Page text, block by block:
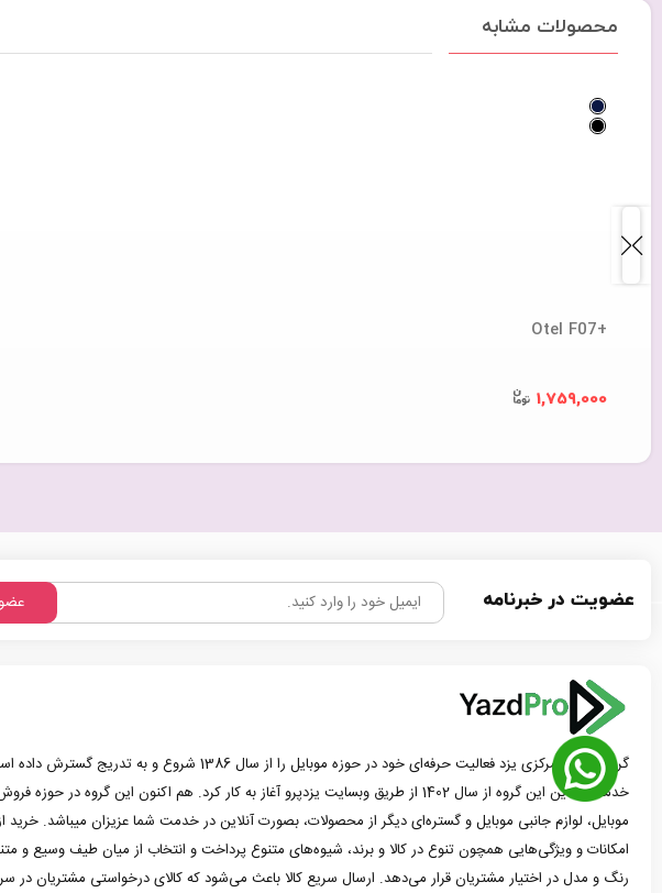
محصولات مشابه
+Otel F07
1,759,000
عضویت در خبرنامه
گروه موبایل مرکزی یزد فعالیت حرفه‌ای خود در حوزه موبایل را از سال 1386 شروع و به تدریج
خدمات آنلاین این گروه از سال 1402 از طریق وبسایت یزدپرو آغاز به کار کرد. هم اکنون این گروه در حوزه
موبایل، لوازم جانبی موبایل و گستره‌ای دیگر از محصولات، بصورت آنلاین در خدمت شما عزیزان میباشد. خرید
امکانات و ویژگی‌هایی همچون تنوع در کالا و برند، شیوه‌های متنوع پرداخت و انتخاب از میان طیف وسیع و
رنگ و مدل در اختیار مشتریان قرار می‌دهد. ارسال سریع کالا باعث می‌شود که کالای درخواستی مشتریان در